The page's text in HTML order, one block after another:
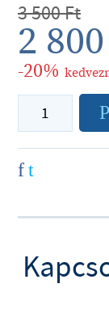
3 500Ft
2 800
-20%
P
ft